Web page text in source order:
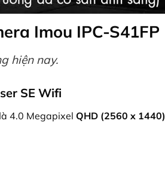
Imou IPC-S41FP
hiện nay.
SE Wifi
4.0 Megapixel QHD (2560 x 1440)